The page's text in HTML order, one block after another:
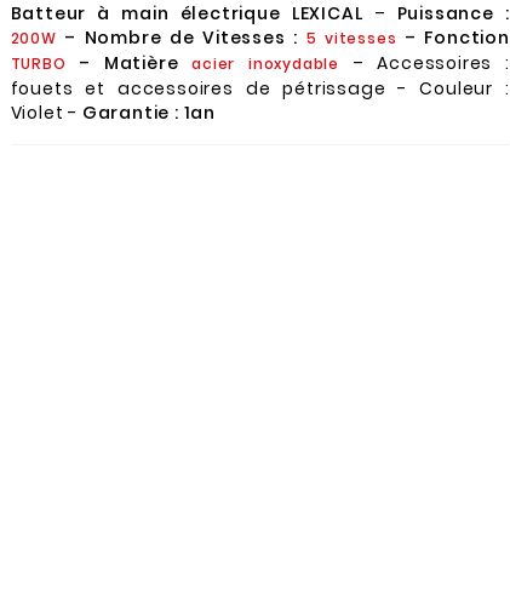
Batteur à main électrique LEXICAL – Puissance :
200W – Nombre de Vitesses : 5 vitesses – Fonction
TURBO – Matière acier inoxydable
– Accessoires :
fouets et accessoires de pétrissage - Couleur :
Violet - Garantie : 1an